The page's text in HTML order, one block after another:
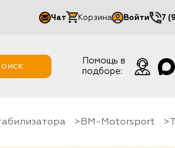
Чат Корзина Войти
Мой
7
Помощь в
подборе:
BM-Motorsport